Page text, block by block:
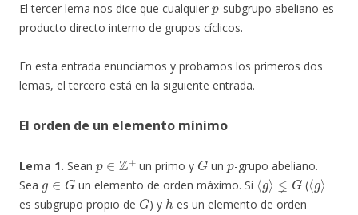
El tercer lema nos dice que cualquier
-subgrupo abeliano es
producto directo interno de grupos cíclicos.
En esta entrada enunciamos y probamos los primeros dos
lemas, el tercero está en la siguiente entrada.
El orden de un elemento mínimo
Lema 1. Sean
Z+
un primo y
G
un -grupo abeliano.
Sea
g∈G
un elemento de orden máximo. Si
⟨g⟩⪇G
(
⟨g
es subgrupo propio de
G
) y
h
es un elemento de orden